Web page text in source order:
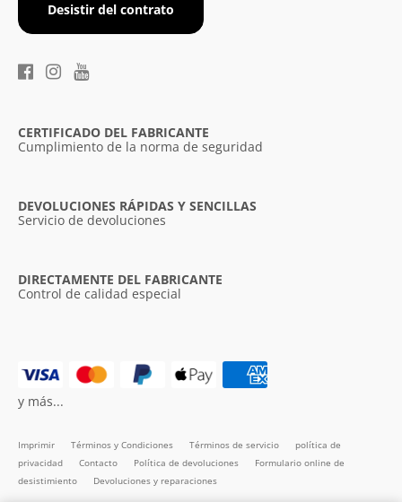
Desistir del contrato
CERTIFICADO DEL FABRICANTE
Cumplimiento de la norma de seguridad
DEVOLUCIONES RÁPIDAS Y SENCILLAS
Servicio de devoluciones
DIRECTAMENTE DEL FABRICANTE
Control de calidad especial
Imprimir Términos y Condiciones Términos de servicio
política de
privacidad
Contacto Política de devoluciones
Formulario online de
desistimiento
Devoluciones y reparaciones
y más...